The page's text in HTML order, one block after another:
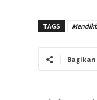
TAGS
Bagikan